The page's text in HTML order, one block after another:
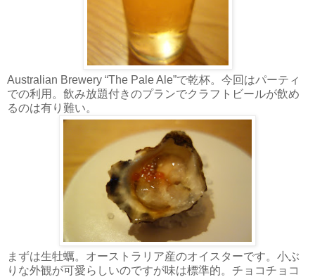
Australian Brewery “The Pale Ale”で乾杯。今回はパーティ
での利用。飲み放題付きのプランでクラフトビールが飲め
るのは有り難い。
まずは生牡蠣。オーストラリア産のオイスターです。小ぶ
りな外観が可愛らしいのですが味は標準的。チョコチョコ